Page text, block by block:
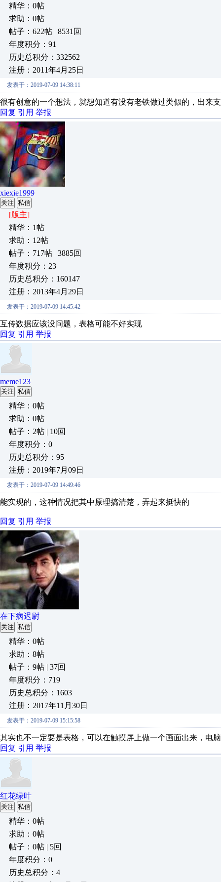
精华：0帖
求助：0帖
帖子：622帖 | 8531回
年度积分：91
历史总积分：332562
注册：2011年4月25日
发表于：2019-07-09 14:38:11
很有创意的一个想法，就想知道有没有老铁做过类似的，出来
回复 引用 举报
xiexie1999
关注 私信
[版主]
精华：1帖
求助：12帖
帖子：717帖 | 3885回
年度积分：23
历史总积分：160147
注册：2013年4月29日
发表于：2019-07-09 14:45:42
互传数据应该没问题，表格可能不好实现
回复 引用 举报
meme123
关注 私信
精华：0帖
求助：0帖
帖子：2帖 | 10回
年度积分：0
历史总积分：95
注册：2019年7月09日
发表于：2019-07-09 14:49:46
能实现的，这种情况把其中原理搞清楚，弄起来挺快的
回复 引用 举报
在下病迟尉
关注 私信
精华：0帖
求助：8帖
帖子：9帖 | 37回
年度积分：719
历史总积分：1603
注册：2017年11月30日
发表于：2019-07-09 15:15:58
其实也不一定要是表格，可以在触摸屏上做一个画面出来，电
回复 引用 举报
红花绿叶
关注 私信
精华：0帖
求助：0帖
帖子：0帖 | 5回
年度积分：0
历史总积分：4